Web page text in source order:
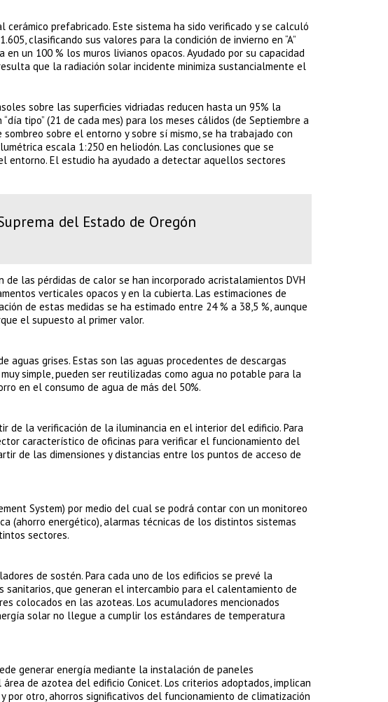
prefabricado. Este sistema ha sido verificado y se calculó
clasificando sus valores para la condición de invierno en “A”
un 100 % los muros livianos opacos. Ayudado por su capacidad
que la radiación solar incidente minimiza sustancialmente el
sobre las superficies vidriadas reducen hasta un 95% la
tipo” (21 de cada mes) para los meses cálidos (de Septiembre a
sobre el entorno y sobre sí mismo, se ha trabajado con
escala 1:250 en heliodón. Las conclusiones que se
entorno. El estudio ha ayudado a detectar aquellos sectores
del Estado de Oregón
las pérdidas de calor se han incorporado acristalamientos DVH
verticales opacos y en la cubierta. Las estimaciones de
de estas medidas se ha estimado entre 24 % a 38,5 %, aunque
el supuesto al primer valor.
grises. Estas son las aguas procedentes de descargas
simple, pueden ser reutilizadas como agua no potable para la
en el consumo de agua de más del 50%.
la verificación de la iluminancia en el interior del edificio. Para
característico de oficinas para verificar el funcionamiento del
de las dimensiones y distancias entre los puntos de acceso de
System) por medio del cual se podrá contar con un monitoreo
(ahorro energético), alarmas técnicas de los distintos sistemas
sectores.
de sostén. Para cada uno de los edificios se prevé la
que generan el intercambio para el calentamiento de
colocados en las azoteas. Los acumuladores mencionados
solar no llegue a cumplir los estándares de temperatura
generar energía mediante la instalación de paneles
de azotea del edificio Conicet. Los criterios adoptados, implican
por otro, ahorros significativos del funcionamiento de climatización